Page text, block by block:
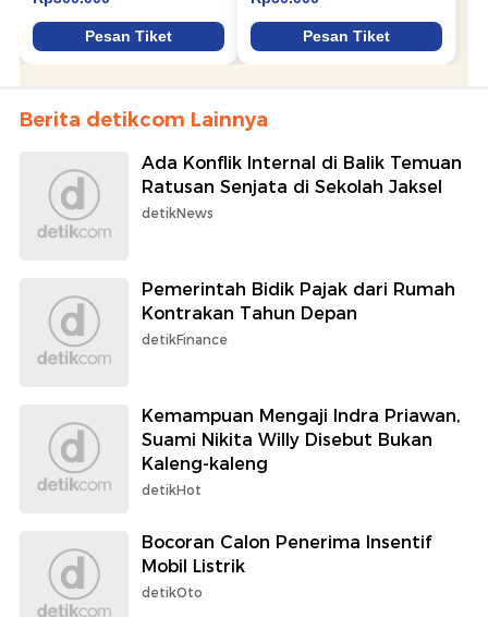
Berita detikcom Lainnya
Ada Konflik Internal di Balik Temuan
Ratusan Senjata di Sekolah Jaksel
detikNews
Pemerintah Bidik Pajak dari Rumah
Kontrakan Tahun Depan
detikFinance
Kemampuan Mengaji Indra Priawan,
Suami Nikita Willy Disebut Bukan
Kaleng-kaleng
detikHot
Bocoran Calon Penerima Insentif
Mobil Listrik
detikOto